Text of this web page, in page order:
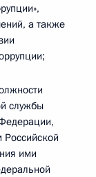
а также
службы
Российской
ими